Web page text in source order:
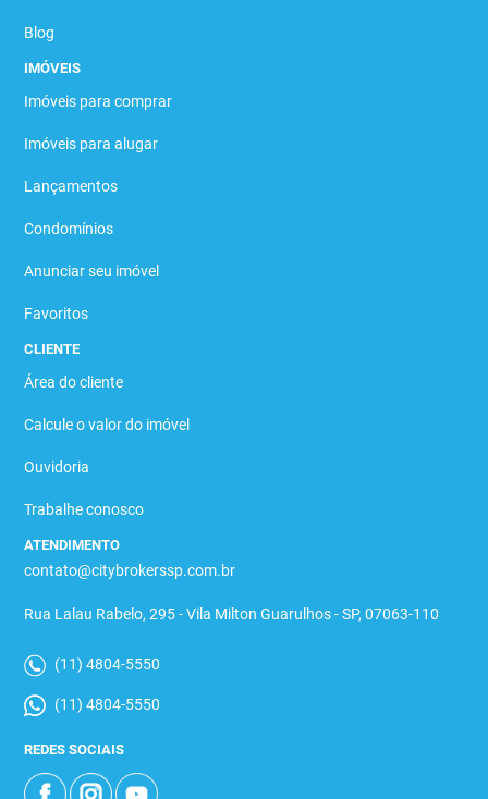
Blog
IMÓVEIS
Imóveis para comprar
Imóveis para alugar
Lançamentos
Condomínios
Anunciar seu imóvel
Favoritos
CLIENTE
Área do cliente
Calcule o valor do imóvel
Ouvidoria
Trabalhe conosco
ATENDIMENTO
contato@citybrokerssp.com.br
Rua Lalau Rabelo, 295 - Vila Milton Guarulhos - SP, 07063-110
(11) 4804-5550
(11) 4804-5550
REDES SOCIAIS